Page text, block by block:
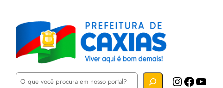
P
Instagram Facebook YouTube